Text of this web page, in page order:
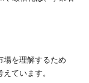
場を理解するため
ています。